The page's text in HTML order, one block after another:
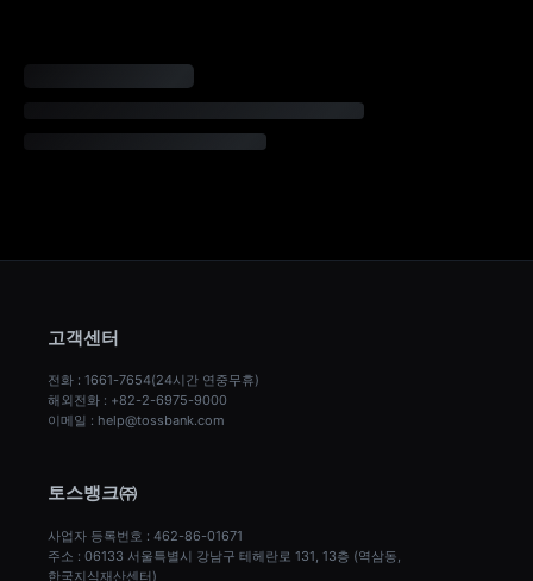
고객센터
전화 : 1661-7654(24시간 연중무휴)
해외전화 : +82-2-6975-9000
이메일 : help@tossbank.com
토스뱅크㈜
사업자 등록번호 : 462-86-01671
주소 : 06133 서울특별시 강남구 테헤란로 131, 13층 (역삼동,
한국지식재산센터)